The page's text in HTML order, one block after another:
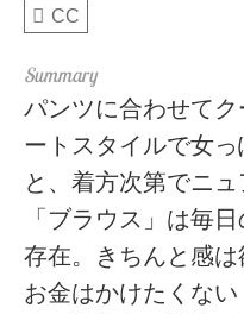
CC
パンツに合わせて
ートスタイルで女
と、着方次第でニ
「ブラウス」は毎
存在。きちんと感
お金はかけたくな